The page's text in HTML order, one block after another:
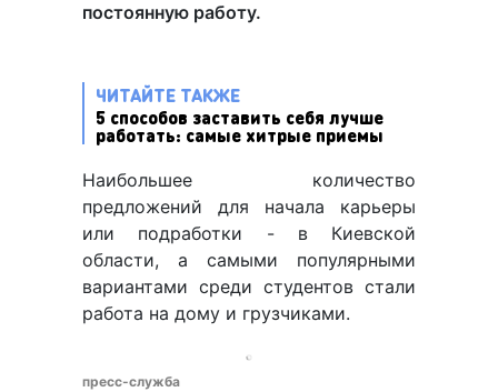
постоянную работу.
ЧИТАЙТЕ ТАКЖЕ
5 способов заставить себя лучше
работать: самые хитрые приемы
Наибольшее количество
предложений для начала карьеры
или подработки - в Киевской
области, а самыми популярными
вариантами среди студентов стали
работа на дому и грузчиками.
пресс-служба